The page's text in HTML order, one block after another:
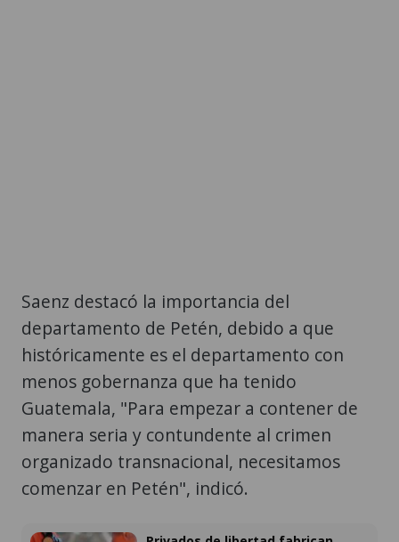
Saenz destacó la importancia del
departamento de Petén, debido a que
históricamente es el departamento con
menos gobernanza que ha tenido
Guatemala, "Para empezar a contener de
manera seria y contundente al crimen
organizado transnacional, necesitamos
comenzar en Petén", indicó.